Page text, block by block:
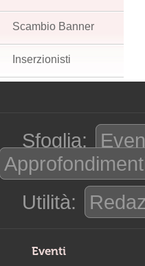
Scambio Banner
Inserzionisti
Sfoglia:
Utilità:
Eventi